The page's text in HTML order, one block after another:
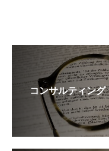
コンサルティング